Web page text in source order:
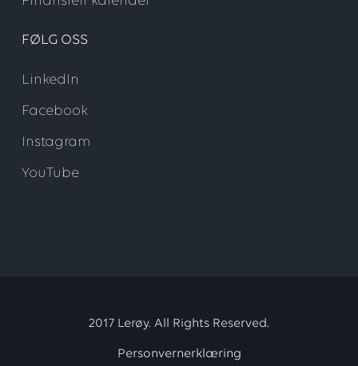
FØLG OSS
LinkedIn
Facebook
Instagram
YouTube
2017 Lerøy. All Rights Reserved.
Personvernerklæring